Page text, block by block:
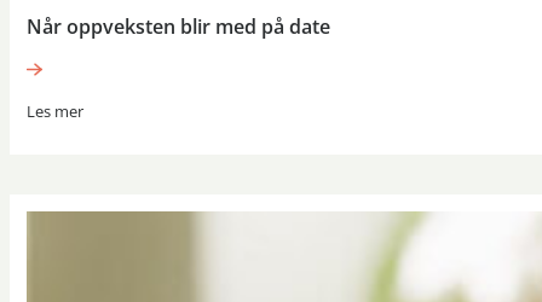
Når oppveksten blir med på date
Les mer